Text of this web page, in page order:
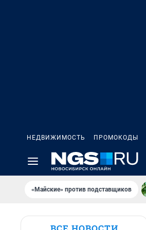
НЕДВИЖИМОСТЬ ПРОМОКОДЫ
«Майские» против подставщиков